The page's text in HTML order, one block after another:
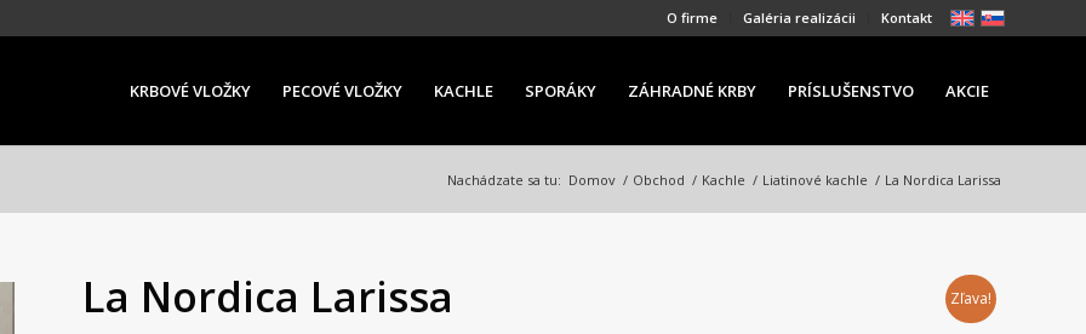
O firme Galéria realizácii Kontakt
KRBOVÉ VLOŽKY PECOVÉ VLOŽKY KACHLE SPORÁKY ZÁHRADNÉ KRBY PRÍSLUŠENSTVO AKCIE
Nachádzate sa tu: Domov / Obchod / Kachle / Liatinové kachle / La Nordica Larissa
Zľava!
La Nordica Larissa